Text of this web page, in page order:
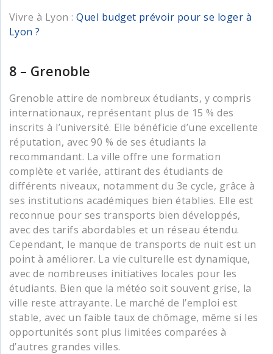
Vivre à Lyon :Quel budget prévoir pour se loger à
Lyon ?
8 – Grenoble
Grenoble attire de nombreux étudiants, y compris
internationaux, représentant plus de 15 % des
inscrits à l’université. Elle bénéficie d’une excellente
réputation, avec 90 % de ses étudiants la
recommandant. La ville offre une formation
complète et variée, attirant des étudiants de
différents niveaux, notamment du 3e cycle, grâce à
ses institutions académiques bien établies. Elle est
reconnue pour ses transports bien développés,
avec des tarifs abordables et un réseau étendu.
Cependant, le manque de transports de nuit est un
point à améliorer. La vie culturelle est dynamique,
avec de nombreuses initiatives locales pour les
étudiants. Bien que la météo soit souvent grise, la
ville reste attrayante. Le marché de l’emploi est
stable, avec un faible taux de chômage, même si les
opportunités sont plus limitées comparées à
d’autres grandes villes.